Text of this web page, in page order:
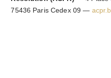
75436 Paris Cedex 09 —